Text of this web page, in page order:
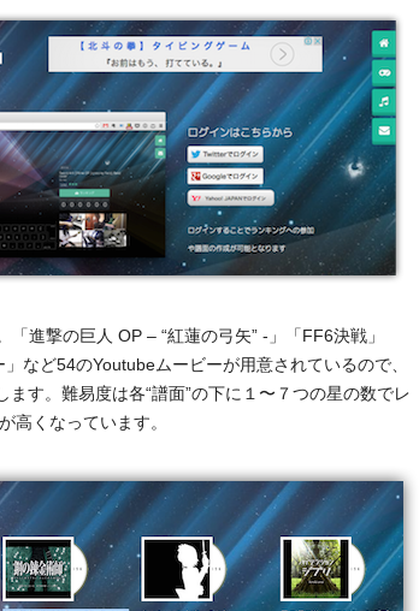
「進撃の巨人 OP – “紅蓮の弓矢” -」「FF6決戦」
など54のYoutubeムービーが用意されているので、
ます。難易度は各“譜面”の下に１〜７つの星の数でレ
高くなっています。